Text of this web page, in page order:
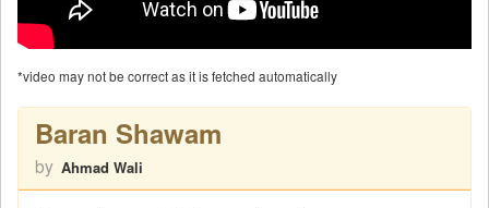
*video may not be correct as it is fetched automatically
Baran Shawam
by Ahmad Wali